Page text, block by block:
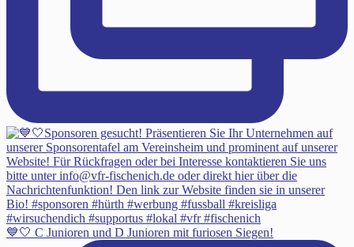
💙🤍 C Junioren und D Junioren mit furiosen Siegen!